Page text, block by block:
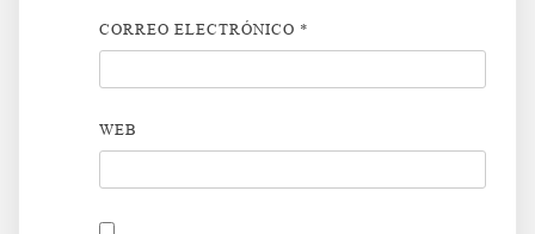
CORREO ELECTRÓNICO *
WEB